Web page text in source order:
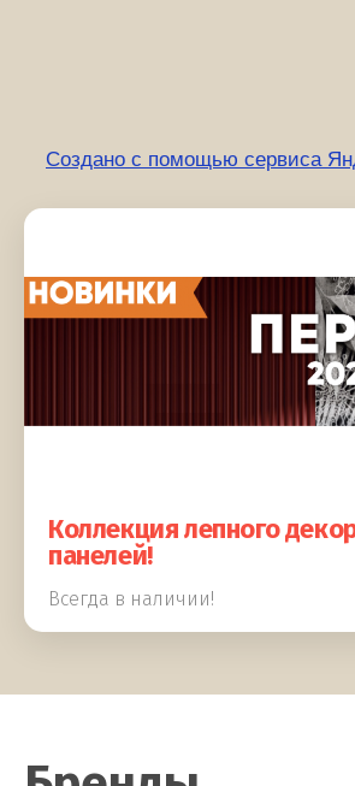
Создано с помощью сервиса
Коллекция лепного
панелей!
Всегда в наличии!